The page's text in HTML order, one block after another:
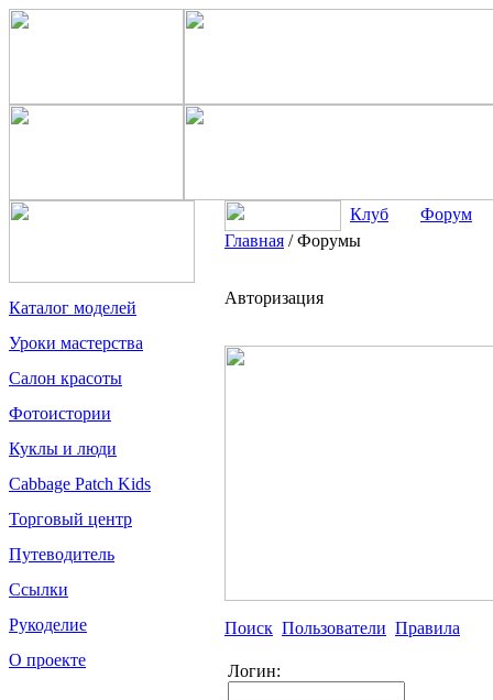
Каталог моделей
Уроки мастерства
Салон красоты
Фотоистории
Куклы и люди
Cabbage Patch Kids
Торговый центр
Путеводитель
Ссылки
Рукоделие
О проекте
Клуб
Форум
Главная /Форумы
Авторизация
Поиск Пользователи Правила
Логин: